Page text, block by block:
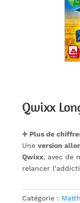
Qwixx
➕ Plus de
Une version
Qwixx, avec de
relancer
Catégorie :